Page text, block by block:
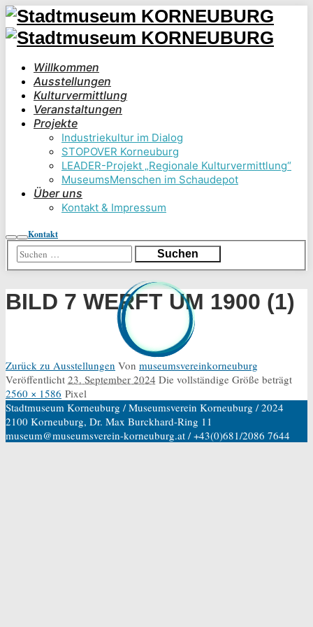
Willkommen
Ausstellungen
Kulturvermittlung
Veranstaltungen
Projekte
Industriekultur im Dialog
STOPOVER Korneuburg
LEADER-Projekt „Regionale Kulturvermittlung“
MuseumsMenschen im Schaudepot
Über uns
Kontakt & Impressum
Suchen
Hauptmenü
Kontakt
BILD 7 WERFT UM 1900 (1)
Zurück zu Ausstellungen Von museumsvereinkorneuburg
Veröffentlicht 23. September 2024 Die vollständige Größe beträgt
2560 × 1586 Pixel
Stadtmuseum Korneuburg / Museumsverein Korneuburg / 2024
2100 Korneuburg, Dr. Max Burckhard-Ring 11
museum@museumsverein-korneuburg.at / +43(0)681/2086 7644